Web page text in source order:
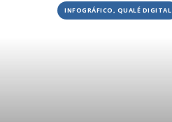
INFOGRÁFICO, QUALÉ DIGITAL